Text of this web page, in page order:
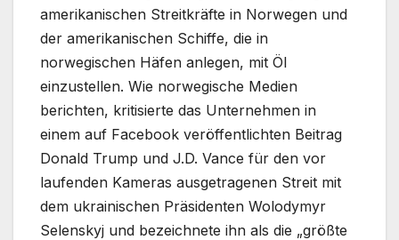
amerikanischen Streitkräfte in Norwegen und
der amerikanischen Schiffe, die in
norwegischen Häfen anlegen, mit Öl
einzustellen. Wie norwegische Medien
berichten, kritisierte das Unternehmen in
einem auf Facebook veröffentlichten Beitrag
Donald Trump und J.D. Vance für den vor
laufenden Kameras ausgetragenen Streit mit
dem ukrainischen Präsidenten Wolodymyr
Selenskyj und bezeichnete ihn als die „größte